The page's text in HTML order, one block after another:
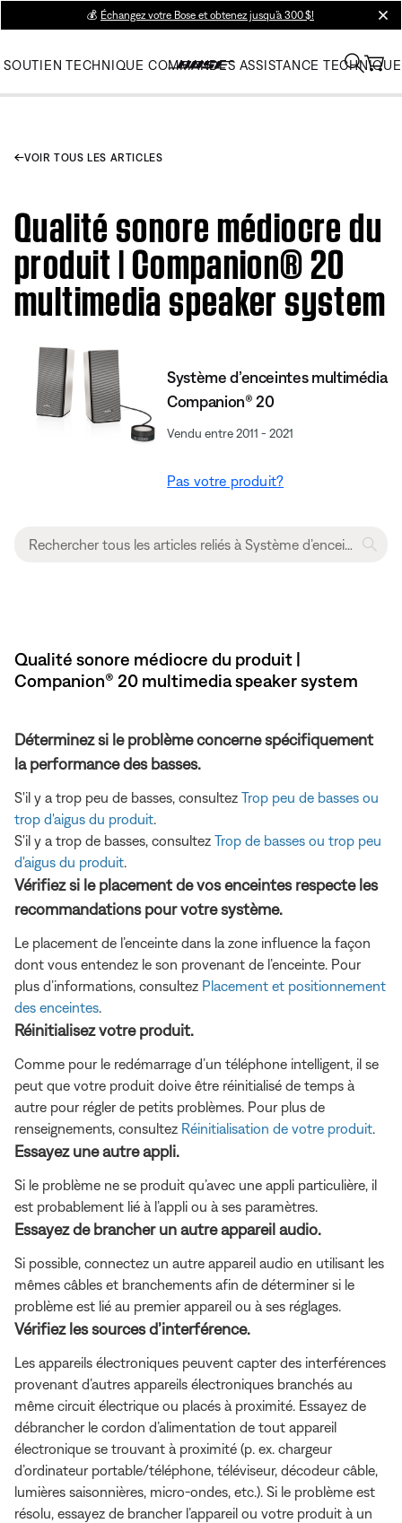
💰 Échangez votre Bose et obtenez jusqu’à 300 $!
SOUTIEN TECHNIQUE COMMANDES ASSISTANCE TECHNIQUE
VOIR TOUS LES ARTICLES
Qualité sonore médiocre du
produit | Companion® 20
multimedia speaker system
Système d’enceintes multimédia
Companion® 20
Vendu entre 2011 - 2021
Pas votre produit?
Qualité sonore médiocre du produit |
Companion® 20 multimedia speaker system
Déterminez si le problème concerne spécifiquement
la performance des basses.
S'il y a trop peu de basses, consultez Trop peu de basses ou
trop d'aigus du produit
S'il y a trop de basses, consultez Trop de basses ou trop peu
d'aigus du produit
Vérifiez si le placement de vos enceintes respecte les
recommandations pour votre système.
Le placement de l’enceinte dans la zone influence la façon
dont vous entendez le son provenant de l’enceinte. Pour
plus d’informations, consultez Placement et positionnement
des enceintes
Réinitialisez votre produit.
Comme pour le redémarrage d’un téléphone intelligent, il se
peut que votre produit doive être réinitialisé de temps à
autre pour régler de petits problèmes. Pour plus de
renseignements, consultez Réinitialisation de votre produit
Essayez une autre appli.
Si le problème ne se produit qu’avec une appli particulière, il
est probablement lié à l’appli ou à ses paramètres.
Essayez de brancher un autre appareil audio.
Si possible, connectez un autre appareil audio en utilisant les
mêmes câbles et branchements afin de déterminer si le
problème est lié au premier appareil ou à ses réglages.
Vérifiez les sources d’interférence.
Les appareils électroniques peuvent capter des interférences
provenant d’autres appareils électroniques branchés au
même circuit électrique ou placés à proximité. Essayez de
débrancher le cordon d’alimentation de tout appareil
électronique se trouvant à proximité (p. ex. chargeur
d’ordinateur portable/téléphone, téléviseur, décodeur câble,
lumières saisonnières, micro-ondes, etc.). Si le problème est
résolu, essayez de brancher l’appareil ou votre produit à un